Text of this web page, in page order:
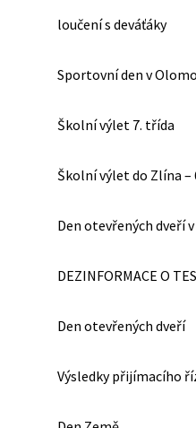
loučení s deváťáky
Sportovní den v
Školní výlet 7. třída
Školní výlet do Zlína –
Den otevřených dveří
DEZINFORMACE O
Den otevřených dveří
Výsledky přijímacího